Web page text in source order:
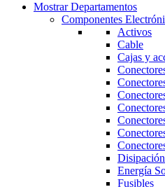
Mostrar Departamentos
Componentes
Activos
Cable
Cajas y
Energía
Fusibles